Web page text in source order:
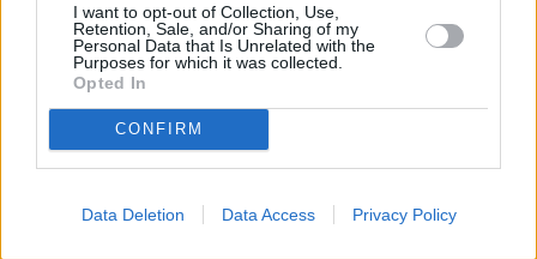
I want to opt-out of Collection, Use,
Retention, Sale, and/or Sharing of my
Personal Data that Is Unrelated with the
Purposes for which it was collected.
Opted In
CONFIRM
Data Deletion Data Access Privacy Policy
Πριν 7 ημέρες
Εργασίες ασφαλτόστρωσης σε τρεις οδούς του
Βαρβασίου